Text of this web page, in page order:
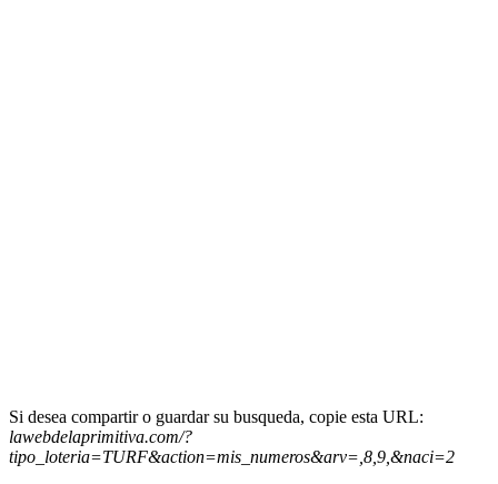
Si desea compartir o guardar su busqueda, copie esta URL:
lawebdelaprimitiva.com/?
tipo_loteria=TURF&action=mis_numeros&arv=,8,9,&naci=2